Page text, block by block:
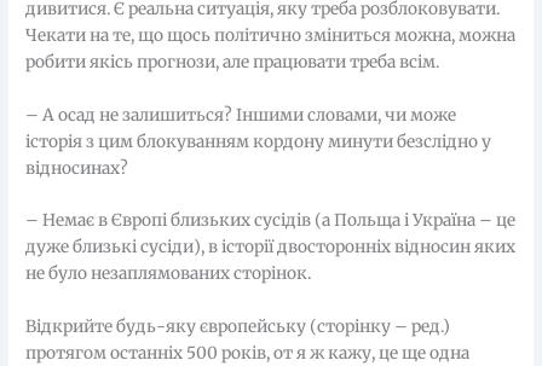
дивитися. Є реальна ситуація, яку треба розблоковувати.
Чекати на те, що щось політично зміниться можна, можна
робити якісь прогнози, але працювати треба всім.
– А осад не залишиться? Іншими словами, чи може
історія з цим блокуванням кордону минути безслідно у
відносинах?
– Немає в Європі близьких сусідів (а Польща і Україна – це
дуже близькі сусіди), в історії двосторонніх відносин яких
не було незаплямованих сторінок.
Відкрийте будь-яку європейську (сторінку – ред.)
протягом останніх 500 років, от я ж кажу, це ще одна